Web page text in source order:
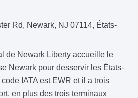
Rd, Newark, NJ 07114, États-
de Newark Liberty accueille le
Newark pour desservir les États-
IATA est EWR et il a trois
en plus des trois terminaux